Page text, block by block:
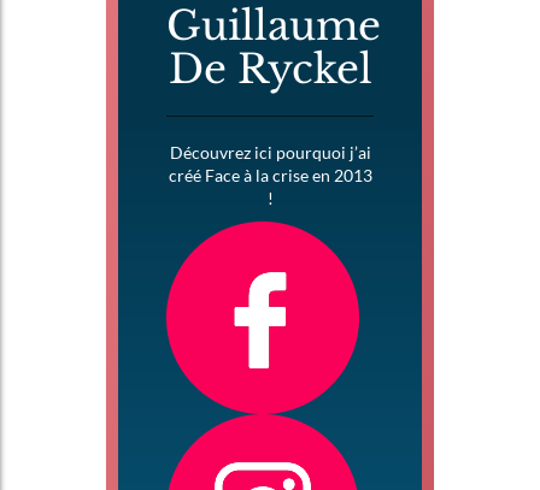
Guillaume
De Ryckel
Découvrez ici pourquoi j’ai
créé Face à la crise en 2013
!